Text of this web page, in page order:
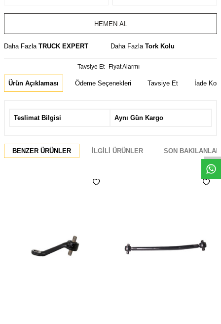
Whatsapp
HEMEN AL
Daha Fazla TRUCK EXPERT Daha Fazla Tork Kolu
Tavsiye Et Fiyat Alarmı
Ürün Açıklaması Ödeme Seçenekleri Tavsiye Et İade
Teslimat Bilgisi Aynı Gün Kargo
BENZER ÜRÜNLER İLGILI ÜRÜNLER SON BAKILANLAR